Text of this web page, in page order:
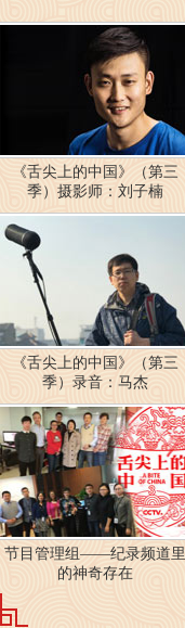
《舌尖上的中国》（第三
季）摄影师：刘子楠
《舌尖上的中国》（第三
季）录音：马杰
节目管理组——纪录频道里
的神奇存在